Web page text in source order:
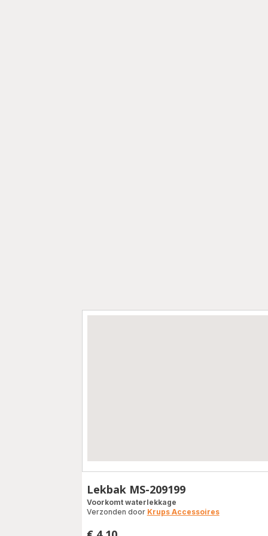
Lekbak MS-209199
Voorkomt waterlekkage
Verzonden door Krups Accessoires